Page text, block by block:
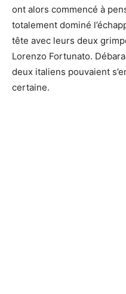
ont alors commencé à
totalement dominé
tête avec leurs deux
Lorenzo Fortunato.
deux italiens pouvaient
certaine.